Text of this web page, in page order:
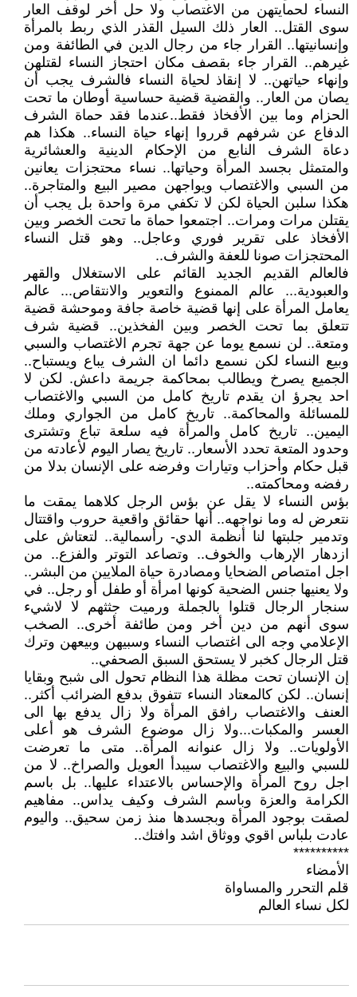
النساء لحمايتهن من الاغتصاب ولا حل أخر لوقف العار
سوى القتل.. العار ذلك السيل القذر الذي ربط بالمرأة
وإنسانيتها.. القرار جاء من رجال الدين في الطائفة ومن
غيرهم.. القرار جاء بقصف مكان احتجاز النساء لقتلهن
وإنهاء حياتهن.. لا إنقاذ لحياة النساء فالشرف يجب أن
يصان من العار.. والقضية قضية حساسية أوطان ما تحت
الحزام وما بين الأفخاذ فقط..عندما فقد حماة الشرف
الدفاع عن شرفهم قرروا إنهاء حياة النساء.. هكذا هم
دعاة الشرف النابع من الإحكام الدينية والعشائرية
والمتمثل بجسد المرأة وحياتها.. نساء محتجزات يعانين
من السبي والاغتصاب ويواجهن مصير البيع والمتاجرة..
هكذا سلبن الحياة لكن لا تكفي مرة واحدة بل يجب أن
يقتلن مرات ومرات.. اجتمعوا حماة ما تحت الخصر وبين
الأفخاذ على تقرير فوري وعاجل.. وهو قتل النساء
المحتجزات صونا للعفة والشرف..
فالعالم القديم الجديد القائم على الاستغلال والقهر
والعبودية... عالم الممنوع والتعوير والانتقاص... عالم
يعامل المرأة على إنها قضية خاصة جافة وموحشة قضية
تتعلق بما تحت الخصر وبين الفخذين.. قضية شرف
ومتعة.. لن نسمع يوما عن جهة تجرم الاغتصاب والسبي
وبيع النساء لكن نسمع دائما ان الشرف يباع ويستباح..
الجميع يصرخ ويطالب بمحاكمة جريمة داعش. لكن لا
احد يجرؤ ان يقدم تاريخ كامل من السبي والاغتصاب
للمسائلة والمحاكمة.. تاريخ كامل من الجواري وملك
اليمين.. تاريخ كامل والمرأة فيه سلعة تباع وتشترى
وحدود المتعة تحدد الأسعار.. تاريخ يصار اليوم لأعادته من
قبل حكام وأحزاب وتيارات وفرضه على الإنسان بدلا من
رفضه ومحاكمته..
بؤس النساء لا يقل عن بؤس الرجل كلاهما يمقت ما
نتعرض له وما نواجهه.. أنها حقائق واقعية حروب واقتتال
وتدمير جلبتها لنا أنظمة الدي- رأسمالية.. لتعتاش على
ازدهار الإرهاب والخوف.. وتصاعد التوتر والفزع.. من
اجل امتصاص الضحايا ومصادرة حياة الملايين من البشر..
ولا يعنيها جنس الضحية كونها امرأة أو طفل أو رجل.. في
سنجار الرجال قتلوا بالجملة ورميت جثثهم لا لاشيء
سوى أنهم من دين أخر ومن طائفة أخرى.. الصخب
الإعلامي وجه الى اغتصاب النساء وسبيهن وبيعهن وترك
قتل الرجال كخبر لا يستحق السبق الصحفي..
إن الإنسان تحت مظلة هذا النظام تحول الى شبح وبقايا
إنسان.. لكن كالمعتاد النساء تتفوق بدفع الضرائب أكثر..
العنف والاغتصاب رافق المرأة ولا زال يدفع بها الى
العسر والمكبات...ولا زال موضوع الشرف هو أعلى
الأولويات.. ولا زال عنوانه المرأة.. متى ما تعرضت
للسبي والبيع والاغتصاب سيبدأ العويل والصراخ.. لا من
اجل روح المرأة والإحساس بالاعتداء عليها.. بل باسم
الكرامة والعزة وباسم الشرف وكيف يداس.. مفاهيم
لصقت بوجود المرأة وبجسدها منذ زمن سحيق.. واليوم
عادت بلباس اقوي ووثاق اشد وافتك..
**********
الأمضاء
قلم التحرر والمساواة
لكل نساء العالم